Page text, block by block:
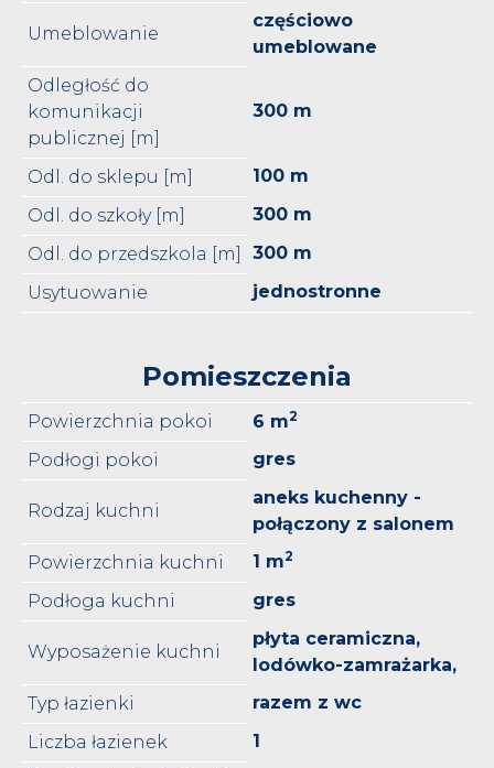
Umeblowanie
częściowo
umeblowane
Odległość do
komunikacji
publicznej [m]
300 m
Odl. do sklepu [m]
100 m
Odl. do szkoły [m]
300 m
Odl. do przedszkola [m]
300 m
Usytuowanie
jednostronne
Pomieszczenia
Powierzchnia pokoi 6 m2
Podłogi pokoi gres
Rodzaj kuchni
aneks kuchenny -
połączony z salonem
Powierzchnia kuchni
1 m2
Podłoga kuchni gres
Wyposażenie kuchni
płyta ceramiczna,
lodówko-zamrażarka,
Typ łazienki
razem z wc
Liczba łazienek
1